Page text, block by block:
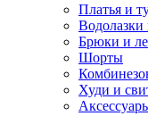
Платья и
Брюки и
Шорты
Худи и